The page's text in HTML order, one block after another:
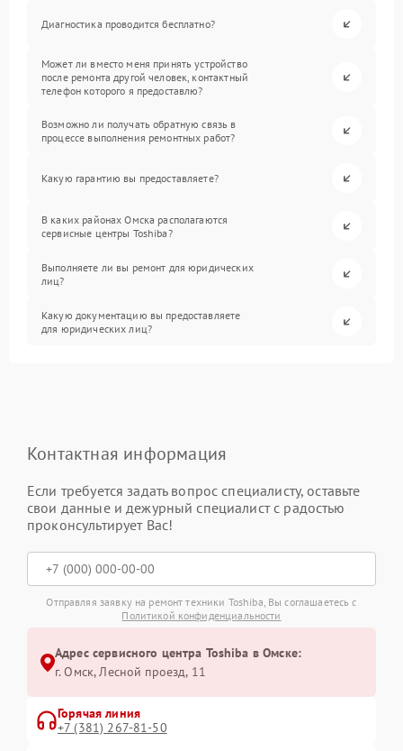
Диагностика проводится бесплатно?
Может ли вместо меня принять устройство
после ремонта другой человек, контактный
телефон которого я предоставлю?
Возможно ли получать обратную связь в
процессе выполнения ремонтных работ?
Какую гарантию вы предоставляете?
В каких районах Омска располагаются
сервисные центры Toshiba?
Выполняете ли вы ремонт для юридических
лиц?
Какую документацию вы предоставляете
для юридических лиц?
Контактная информация
Если требуется задать вопрос специалисту, оставьте
свои данные и дежурный специалист с радостью
проконсультирует Вас!
Отправляя заявку на ремонт техники Toshiba, Вы соглашаетесь с
Политикой конфиденциальности
Адрес сервисного центра Toshiba в Омске:
г. Омск, ​Лесной проезд, 11
Горячая линия
+7 (381) 267-81-50